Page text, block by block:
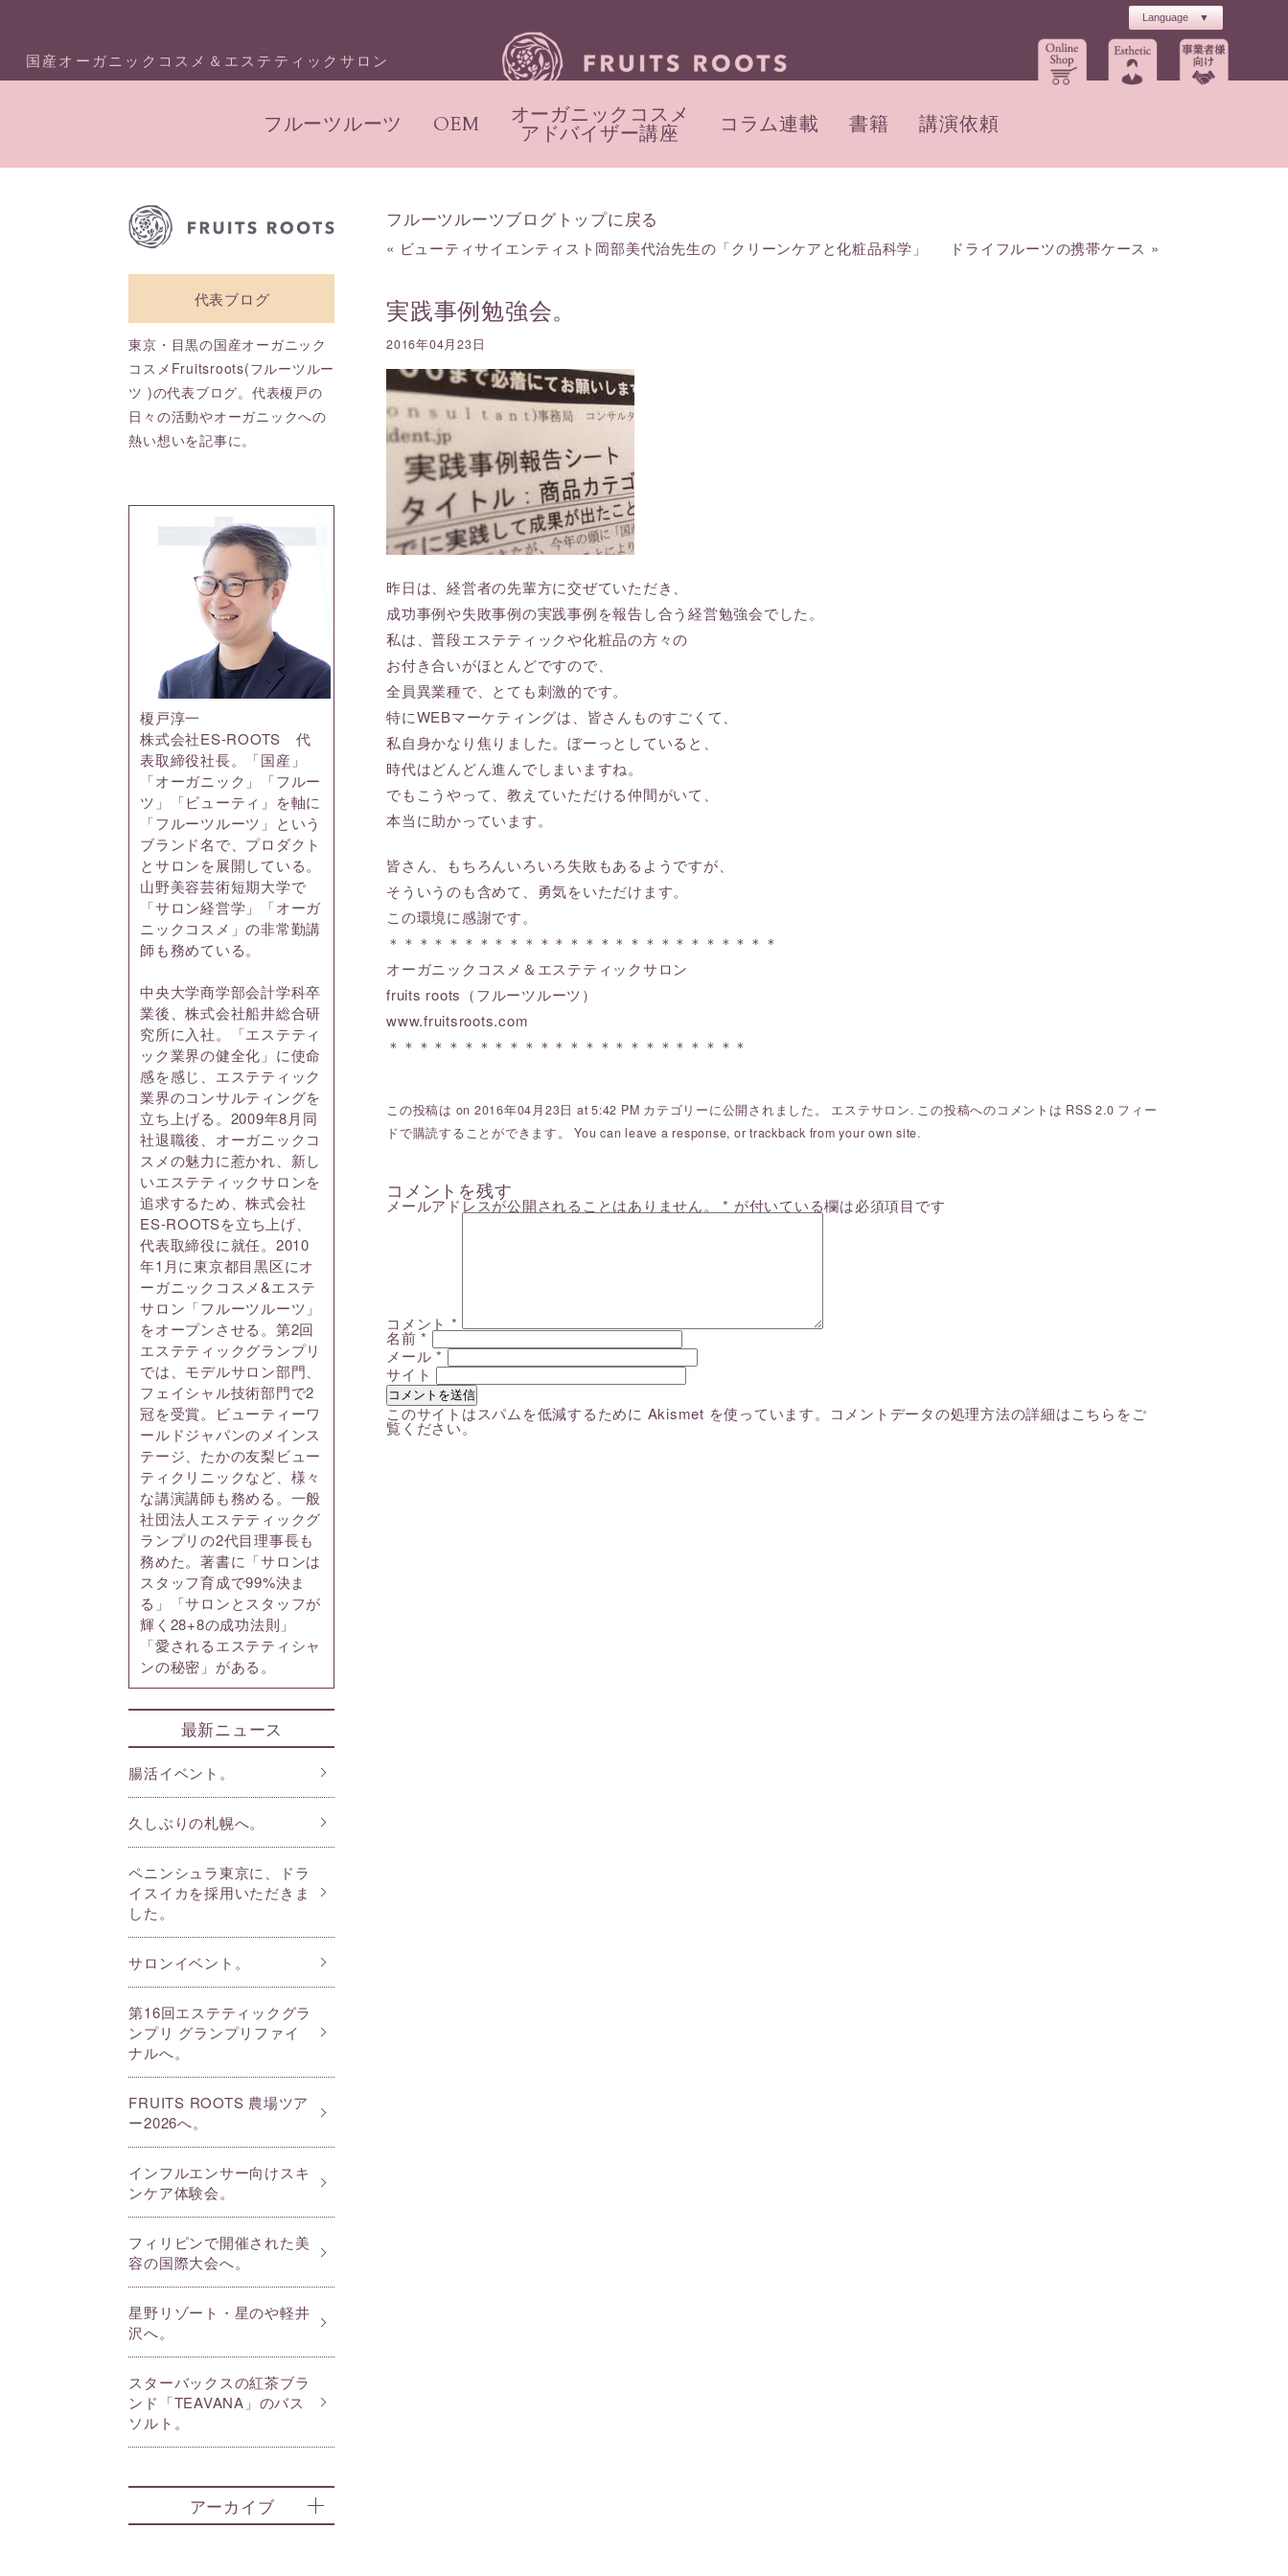
国産オーガニックコスメ＆エステティックサロン
フルーツルーツ OEM オーガニックコスメ
アドバイザー講座 コラム連載 書籍 講演依頼
フルーツルーツブログトップに戻る
« ビューティサイエンティスト岡部美代治先生の「クリーンケアと化粧品科学」 ドライフルーツの携帯ケース »
実践事例勉強会。
2016年04月23日
昨日は、経営者の先輩方に交ぜていただき、
成功事例や失敗事例の実践事例を報告し合う経営勉強会でした。
私は、普段エステティックや化粧品の方々の
お付き合いがほとんどですので、
全員異業種で、とても刺激的です。
特にWEBマーケティングは、皆さんものすごくて、
私自身かなり焦りました。ぼーっとしていると、
時代はどんどん進んでしまいますね。
でもこうやって、教えていただける仲間がいて、
本当に助かっています。
皆さん、もちろんいろいろ失敗もあるようですが、
そういうのも含めて、勇気をいただけます。
この環境に感謝です。
＊＊＊＊＊＊＊＊＊＊＊＊＊＊＊＊＊＊＊＊＊＊＊＊＊＊
オーガニックコスメ＆エステティックサロン
fruits roots（フルーツルーツ）
www.fruitsroots.com
＊＊＊＊＊＊＊＊＊＊＊＊＊＊＊＊＊＊＊＊＊＊＊＊
この投稿は on 2016年04月23日 at 5:42 PM カテゴリーに公開されました。 エステサロン. この投稿へのコメントは RSS 2.0 フィー
ドで購読することができます。 You canleave a response, ortrackback from your own site.
コメントを残す
メールアドレスが公開されることはありません。 * が付いている欄は必須項目です
コメント *
名前*
メール*
サイト
このサイトはスパムを低減するために Akismet を使っています。
コメントデータの処理方法の詳細はこちらをご
覧ください。
代表ブログ
東京・目黒の国産オーガニック
コスメFruitsroots(フルーツルー
ツ )の代表ブログ。代表榎戸の
日々の活動やオーガニックへの
熱い想いを記事に。
榎戸淳一
株式会社ES-ROOTS 代
表取締役社長。「国産」
「オーガニック」「フルー
ツ」「ビューティ」を軸に
「フルーツルーツ」という
ブランド名で、プロダクト
とサロンを展開している。
山野美容芸術短期大学で
「サロン経営学」「オーガ
ニックコスメ」の非常勤講
師も務めている。
中央大学商学部会計学科卒
業後、株式会社船井総合研
究所に入社。「エステティ
ック業界の健全化」に使命
感を感じ、エステティック
業界のコンサルティングを
立ち上げる。2009年8月同
社退職後、オーガニックコ
スメの魅力に惹かれ、新し
いエステティックサロンを
追求するため、株式会社
ES-ROOTSを立ち上げ、
代表取締役に就任。2010
年1月に東京都目黒区にオ
ーガニックコスメ&エステ
サロン「フルーツルーツ」
をオープンさせる。第2回
エステティックグランプリ
では、モデルサロン部門、
フェイシャル技術部門で2
冠を受賞。ビューティーワ
ールドジャパンのメインス
テージ、たかの友梨ビュー
ティクリニックなど、様々
な講演講師も務める。一般
社団法人エステティックグ
ランプリの2代目理事長も
務めた。著書に「サロンは
スタッフ育成で99%決ま
る」「サロンとスタッフが
輝く28+8の成功法則」
「愛されるエステティシャ
ンの秘密」がある。
最新ニュース
腸活イベント。
久しぶりの札幌へ。
ペニンシュラ東京に、ドラ
イスイカを採用いただきま
した。
サロンイベント。
第16回エステティックグラ
ンプリ グランプリファイ
ナルへ。
FRUITS ROOTS 農場ツア
ー2026へ。
インフルエンサー向けスキ
ンケア体験会。
フィリピンで開催された美
容の国際大会へ。
星野リゾート・星のや軽井
沢へ。
スターバックスの紅茶ブラ
ンド「TEAVANA」のバス
ソルト。
アーカイブ